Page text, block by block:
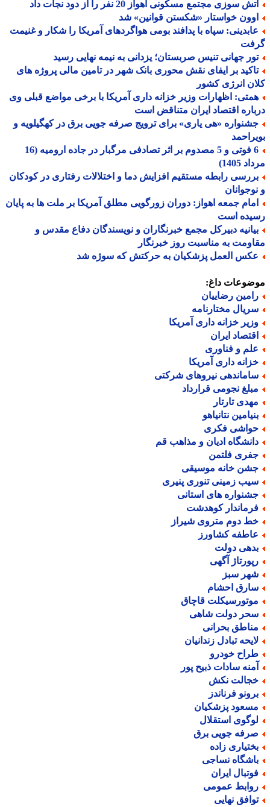
سوزی مجتمع مسکونی اهواز 20 نفر را از دود نجات داد
خواستار «شکستن قوانین» شد
سپاه با پدافند بومی هواگردهای آمریکا را شکار و غنیمت
جهانی تنیس صربستان؛ یزدانی به نیمه نهایی رسید
بر ایفای نقش محوری بانک شهر در تامین مالی پروژه های
انرژی کشور
اظهارات وزیر خزانه داری آمریکا با برخی مواضع قبلی وی
اقتصاد ایران متناقض است
«هی یاری» برای ترویج صرفه جویی برق در کهگیلویه و
6 فوتی و 5 مصدوم بر اثر تصادفی مرگبار در جاده ارومیه (16
1405)
رابطه مستقیم افزایش دما و اختلالات رفتاری در کودکان
جمعه اهواز: دوران زورگویی مطلق آمریکا بر ملت ها به پایان
است
دبیرکل مجمع خبرنگاران و نویسندگان دفاع مقدس و
به مناسبت روز خبرنگار
العمل پزشکیان به حرکتش که سوژه شد
داغ:
رضاییان
مختارنامه
خزانه داری آمریکا
ایران
و فناوری
داری آمریکا
نیروهای شرکتی
نجومی قرارداد
تارتار
نتانیاهو
فکری
ادیان و مذاهب قم
فلتمن
خانه موسیقی
زمینی تنوری پنیری
های استانی
کوهدشت
دوم متروی شیراز
کشاورز
دولت
آگهی
سبز
احشام
قاچاق
دولت شاهی
بحرانی
تبادل زندانیان
خودرو
سادات ذبیح پور
نکش
فرناندز
پزشکیان
استقلال
جویی برق
زاده
نساجی
ایران
عمومی
نهایی